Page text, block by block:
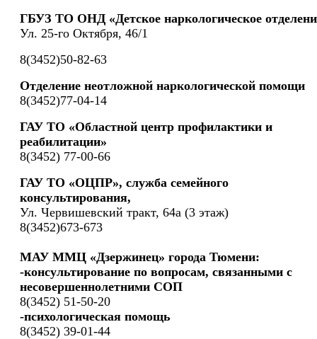
ГБУЗ ТО ОНД «Детское наркологическое
Ул. 25-го Октября, 46/1
8(3452)50-82-63
Отделение неотложной наркологической помощи
8(3452)77-04-14
ГАУ ТО «Областной центр профилактики и
реабилитации»
8(3452) 77-00-66
ГАУ ТО «ОЦПР», служба семейного
консультирования,
Ул. Червишевский тракт, 64а (3 этаж)
8(3452)673-673
МАУ ММЦ «Дзержинец» города Тюмени:
-консультирование по вопросам, связанными с
несовершеннолетними СОП
8(3452) 51-50-20
-психологическая помощь
8(3452) 39-01-44